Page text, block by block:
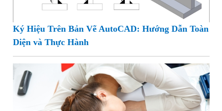
Ký Hiệu Trên Bản Vẽ AutoCAD: Hướng Dẫn Toàn
Diện và Thực Hành